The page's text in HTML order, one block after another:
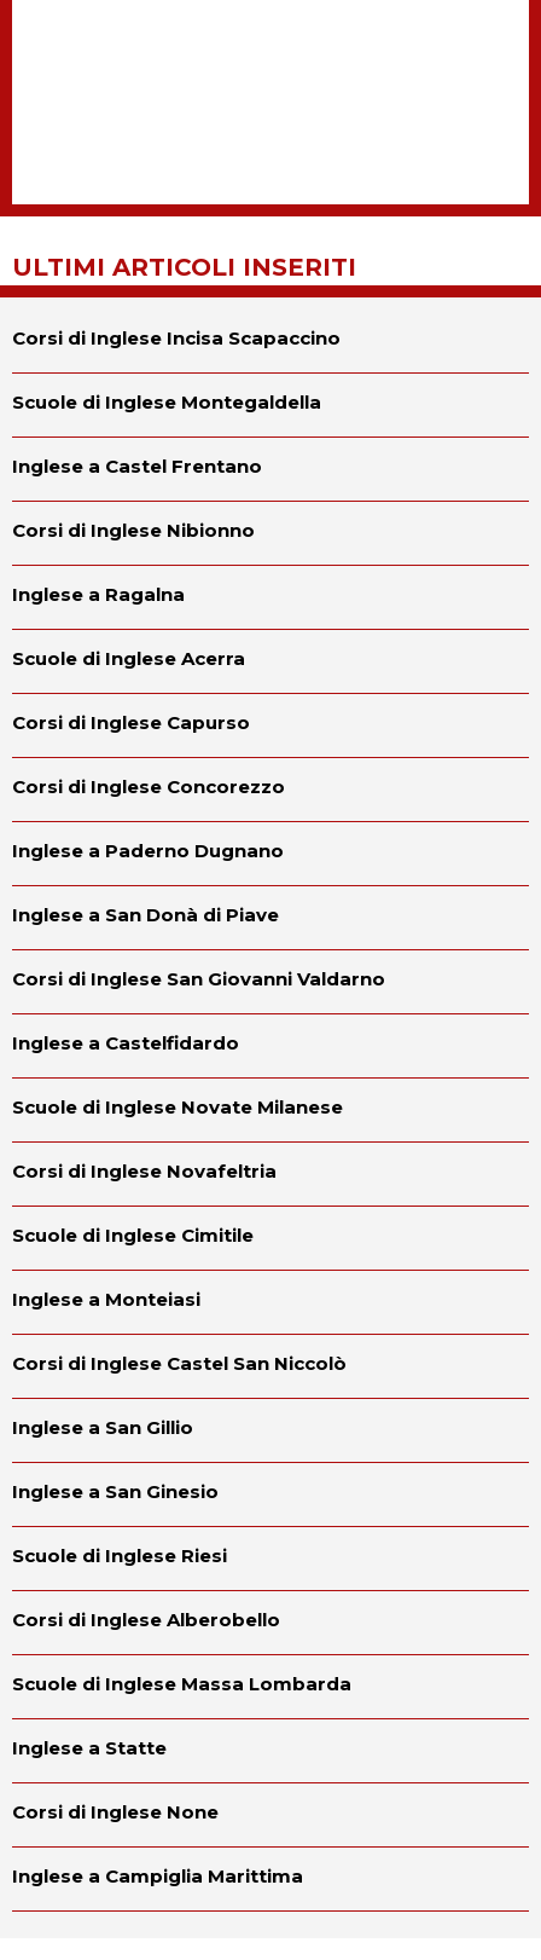
ULTIMI ARTICOLI INSERITI
Corsi di Inglese Incisa Scapaccino
Scuole di Inglese Montegaldella
Inglese a Castel Frentano
Corsi di Inglese Nibionno
Inglese a Ragalna
Scuole di Inglese Acerra
Corsi di Inglese Capurso
Corsi di Inglese Concorezzo
Inglese a Paderno Dugnano
Inglese a San Donà di Piave
Corsi di Inglese San Giovanni Valdarno
Inglese a Castelfidardo
Scuole di Inglese Novate Milanese
Corsi di Inglese Novafeltria
Scuole di Inglese Cimitile
Inglese a Monteiasi
Corsi di Inglese Castel San Niccolò
Inglese a San Gillio
Inglese a San Ginesio
Scuole di Inglese Riesi
Corsi di Inglese Alberobello
Scuole di Inglese Massa Lombarda
Inglese a Statte
Corsi di Inglese None
Inglese a Campiglia Marittima